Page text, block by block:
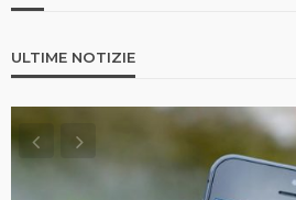
ULTIME NOTIZIE